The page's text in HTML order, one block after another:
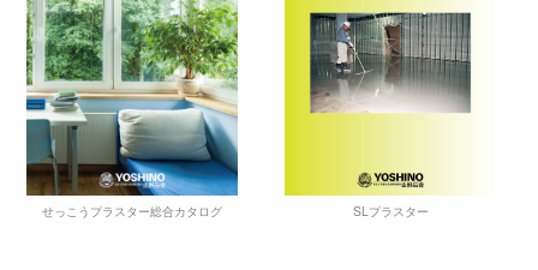
せっこうプラスター総合カタログ SLプラスター